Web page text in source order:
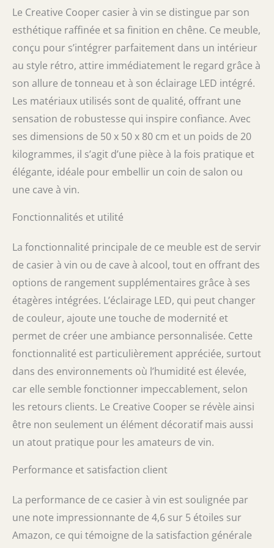
produit haut de gamme, unique et inhabituel
en tous points de vue, il est parfait pour un
cadeau artisanal pour votre nouvelle maison
ou votre marchandise. Multifonction, le
casier à vin en bois a de nombreuses
utilisations différentes. Il peut être utilisé
comme table de tonneau de vin ou comme
base pour d'autres décorations et fleurs Le
cadeau parfait pour un homme – grâce aux
chaises à vin et à l'étagère de bar intégrée, il
n'est pas seulement adapté pour stocker de
l'alcool, mais aussi pour y ranger un
ensemble de verres ou ses livres préférés.
Grande capacité : le porte-bouteilles peut
contenir jusqu'à 20 à 30 bouteilles. Il s'agit
manquerez plus jamais de place pour les
que 20 kg, de sorte que vous pouvez le poser
sur la terrasse les jours plus chauds et
profiter de la fonction d'un bar de jardin.
Hauteur : 80 cm - Largeur au milieu : 50 cm -
Largeur en haut/bas : 42 cm L'article de la
vente est un tonneau sans additifs inclus sur
la photo (par ex. bouteilles, verres,
décorations)
Le Creative Cooper casier à vin se distingue par son
esthétique raffinée et sa finition en chêne. Ce meuble,
conçu pour s’intégrer parfaitement dans un intérieur
au style rétro, attire immédiatement le regard grâce à
son allure de tonneau et à son éclairage LED intégré.
Les matériaux utilisés sont de qualité, offrant une
sensation de robustesse qui inspire confiance. Avec
ses dimensions de 50 x 50 x 80 cm et un poids de 20
kilogrammes, il s’agit d’une pièce à la fois pratique et
élégante, idéale pour embellir un coin de salon ou
une cave à vin.
Fonctionnalités et utilité
La fonctionnalité principale de ce meuble est de servir
de casier à vin ou de cave à alcool, tout en offrant des
options de rangement supplémentaires grâce à ses
étagères intégrées. L’éclairage LED, qui peut changer
de couleur, ajoute une touche de modernité et
permet de créer une ambiance personnalisée. Cette
fonctionnalité est particulièrement appréciée, surtout
dans des environnements où l’humidité est élevée,
car elle semble fonctionner impeccablement, selon
les retours clients. Le Creative Cooper se révèle ainsi
être non seulement un élément décoratif mais aussi
un atout pratique pour les amateurs de vin.
Performance et satisfaction client
La performance de ce casier à vin est soulignée par
une note impressionnante de 4,6 sur 5 étoiles sur
Amazon, ce qui témoigne de la satisfaction générale